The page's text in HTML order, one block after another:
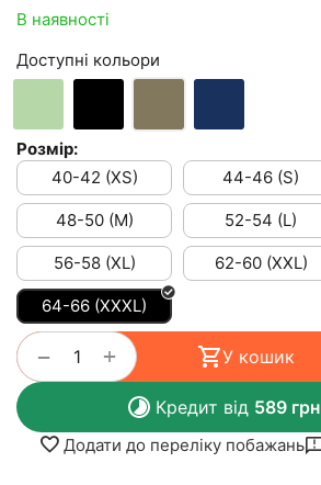
В наявності
Доступні кольори
Розмір:
40-42 (XS)
44-46 (S)
48-50 (M) 52-54 (L)
56-58 (XL) 62-60 (XXL)
64-66 (XXXL)
+
− У кошик
Кредит від 589 грн
Додати до переліку побажань